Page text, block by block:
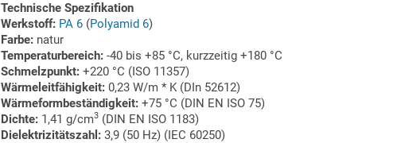
Technische Spezifikation
Werkstoff: PA 6 (Polyamid 6)
Farbe: natur
Temperaturbereich: -40 bis +85 °C, kurzzeitig +180 °C
Schmelzpunkt: +220 °C (ISO 11357)
Wärmeleitfähigkeit: 0,23 W/m * K (DIn 52612)
Wärmeformbeständigkeit: +75 °C (DIN EN ISO 75)
Dichte: 1,41 g/cm3 (DIN EN ISO 1183)
Dielektrizitätszahl: 3,9 (50 Hz) (IEC 60250)